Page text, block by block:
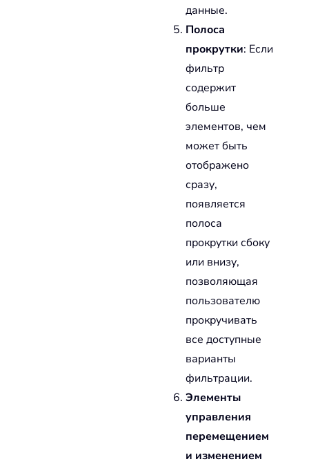
данные.
Полоса
прокрутки: Если
фильтр
содержит
больше
элементов, чем
может быть
отображено
сразу,
появляется
полоса
прокрутки сбоку
или внизу,
позволяющая
пользователю
прокручивать
все доступные
варианты
фильтрации.
Элементы
управления
перемещением
и изменением